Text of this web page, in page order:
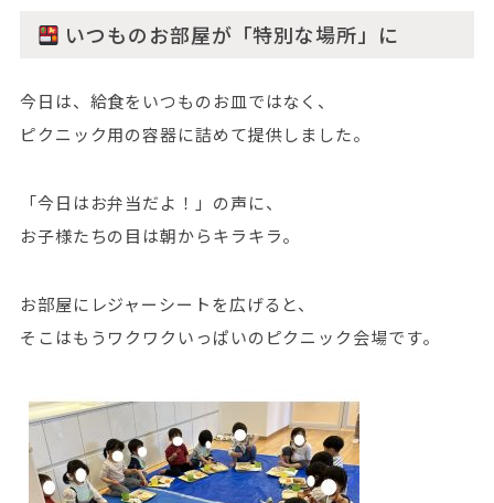
いつものお部屋が「特別な場所」に
今日は、給食をいつものお皿ではなく、
ピクニック用の容器に詰めて提供しました。
「今日はお弁当だよ！」の声に、
お子様たちの目は朝からキラキラ。
お部屋にレジャーシートを広げると、
そこはもうワクワクいっぱいのピクニック会場です。